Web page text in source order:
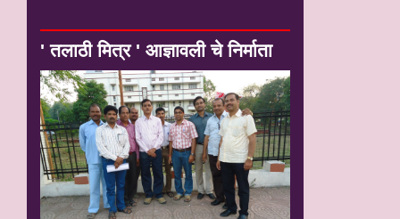
' तलाठी मित्र ' आज्ञावली चे निर्माता